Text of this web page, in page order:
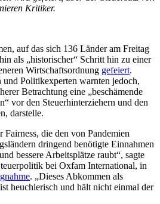
Kritiker.
auf das sich 136 Länder am Freitag
als „historischer“ Schritt hin zu einer
Wirtschaftsordnung gefeiert.
Politikexperten warnten jedoch,
Betrachtung eine „beschämende
vor den Steuerhinterziehern und den
darstelle.
Fairness, die den von Pandemien
dringend benötigte Einnahmen
bessere Arbeitsplätze raubt“, sagte
bei Oxfam International, in
. „Dieses Abkommen als
heuchlerisch und hält nicht einmal der